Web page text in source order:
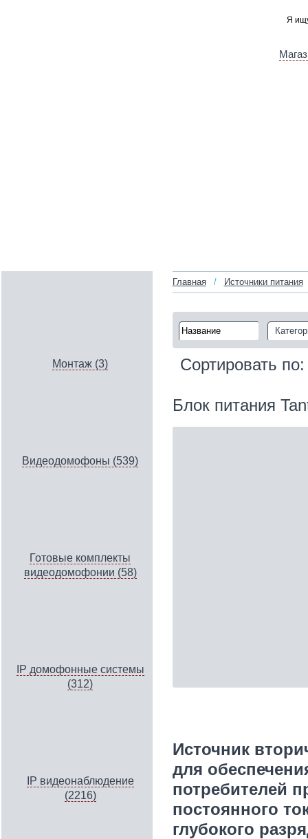
Монтаж (3)
Видеодомофоны (539)
Готовые комплекты
видеодомофонии (58)
IP домофонные системы
(312)
IP видеонаблюдение
(2216)
Главная / Источники питания
Сортировать
Блок питания
Источник
для
потребителей
постоянного
глубокого